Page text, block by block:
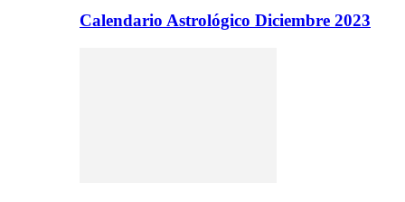
Calendario Astrológico Diciembre 2023